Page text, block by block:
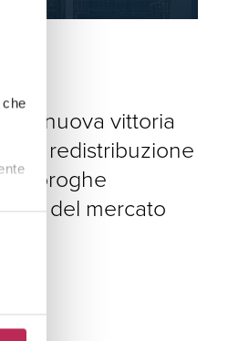
nuova vittoria
una redistribuzione
proroghe
del mercato